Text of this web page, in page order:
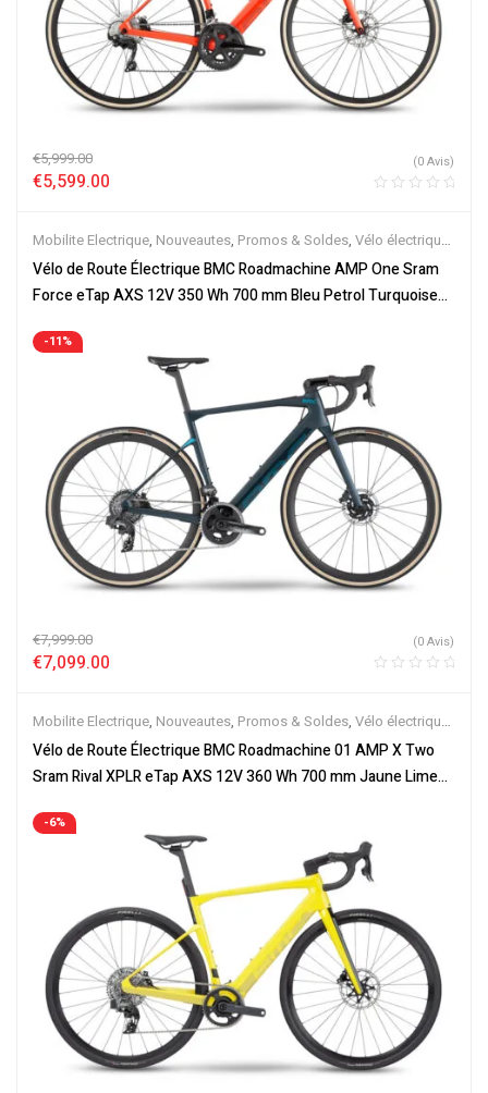
€5,999.00
€5,599.00
(0 Avis)
Mobilite Electrique, Nouveautes, Promos & Soldes, Vélo électrique
ville,Vélos de Route Electriques,Velos Electriques
Vélo de Route Électrique BMC Roadmachine AMP One Sram
Force eTap AXS 12V 350 Wh 700 mm Bleu Petrol Turquoise
-11%
€7,999.00
€7,099.00
(0 Avis)
Mobilite Electrique, Nouveautes, Promos & Soldes, Vélo électrique
ville, Vélos de Route Electriques,Velos Electriques
Vélo de Route Électrique BMC Roadmachine 01 AMP X Two
Sram Rival XPLR eTap AXS 12V 360 Wh 700 mm Jaune Lime
-6%